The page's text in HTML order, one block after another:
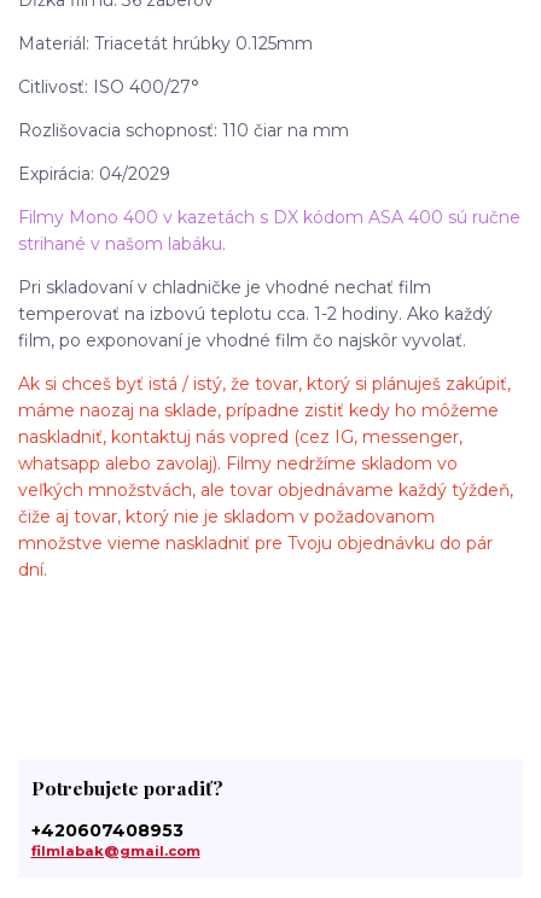
Materiál: Triacetát hrúbky 0.125mm
Citlivosť: ISO 400/27°
Rozlišovacia schopnosť: 110 čiar na mm
Expirácia: 04/2029
Filmy Mono 400 v kazetách s DX kódom ASA 400 sú ručne
strihané v našom labáku.
Pri skladovaní v chladničke je vhodné nechať film
temperovať na izbovú teplotu cca. 1-2 hodiny. Ako každý
film, po exponovaní je vhodné film čo najskôr vyvolať.
Ak si chceš byť istá / istý, že tovar, ktorý si plánuješ zakúpiť,
máme naozaj na sklade, prípadne zistiť kedy ho môžeme
naskladniť, kontaktuj nás vopred (cez IG, messenger,
whatsapp alebo zavolaj). Filmy nedržíme skladom vo
veľkých množstvách, ale tovar objednávame každý týždeň,
čiže aj tovar, ktorý nie je skladom v požadovanom
množstve vieme naskladniť pre Tvoju objednávku do pár
dní.
Potrebujete poradiť?
+420607408953
filmlabak@gmail.com